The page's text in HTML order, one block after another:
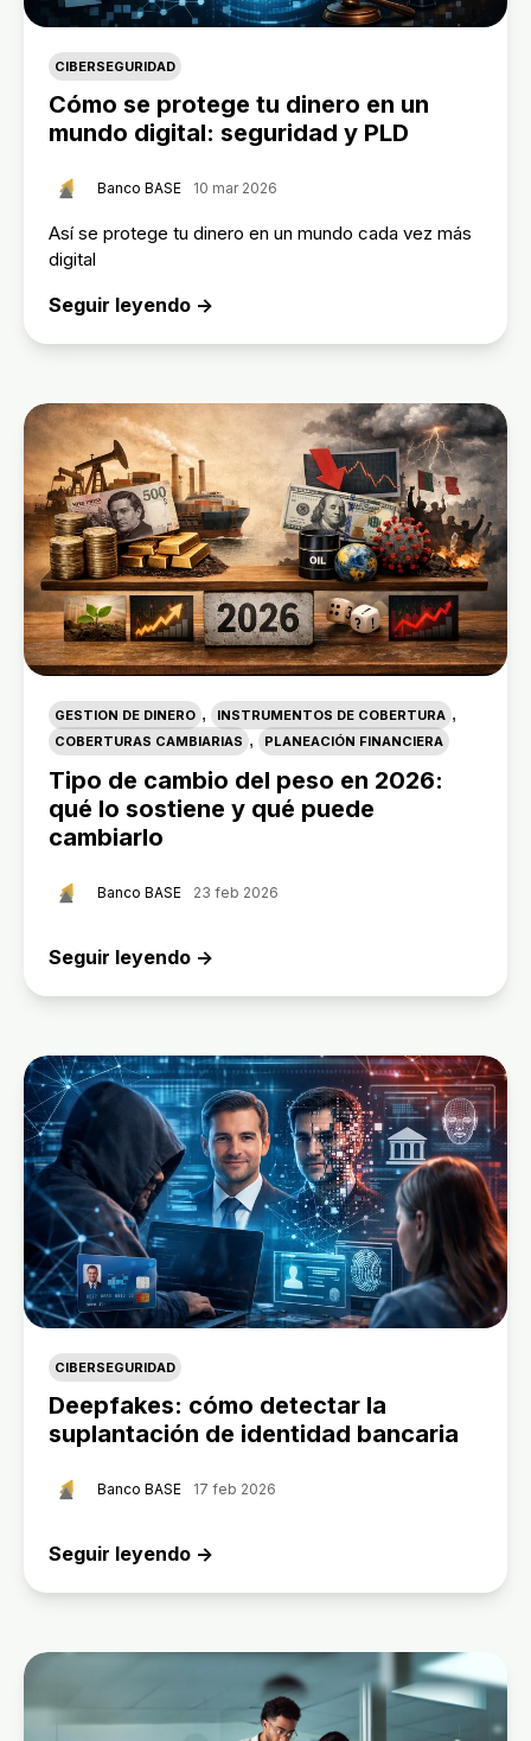
CIBERSEGURIDAD
Cómo se protege tu dinero en un
mundo digital: seguridad y PLD
Banco BASE 10 mar 2026
Así se protege tu dinero en un mundo cada vez más
digital
Seguir leyendo →
GESTION DE DINERO , INSTRUMENTOS DE COBERTURA ,
COBERTURAS CAMBIARIAS , PLANEACIÓN FINANCIERA
Tipo de cambio del peso en 2026:
qué lo sostiene y qué puede
cambiarlo
Banco BASE 23 feb 2026
Seguir leyendo →
CIBERSEGURIDAD
Deepfakes: cómo detectar la
suplantación de identidad bancaria
Banco BASE 17 feb 2026
Seguir leyendo →